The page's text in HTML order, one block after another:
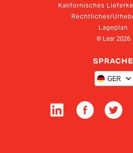
Kalifornisches
Rechtliches/
Lageplan
© Lear 2026
SPRACHE
GER